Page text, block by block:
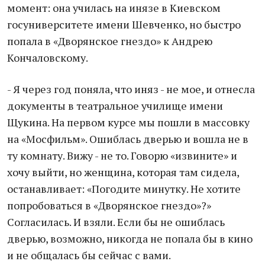
момент: она училась на инязе в Киевском
госуниверситете имени Шевченко, но быстро
попала в «Дворянское гнездо» к Андрею
Кончаловскому.
- Я через год поняла, что иняз - не мое, и отнесла
документы в театральное училище имени
Щукина. На первом курсе мы пошли в массовку
на «Мосфильм». Ошиблась дверью и вошла не в
ту комнату. Вижу - не то. Говорю «извините» и
хочу выйти, но женщина, которая там сидела,
останавливает: «Погодите минутку. Не хотите
попробоваться в «Дворянское гнездо»?»
Согласилась. И взяли. Если бы не ошиблась
дверью, возможно, никогда не попала бы в кино
и не общалась бы сейчас с вами.